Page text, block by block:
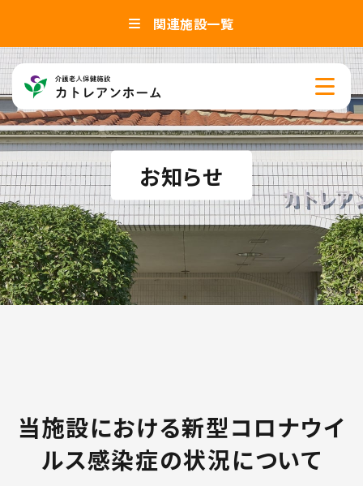
関連施設一覧
お知らせ
当施設における新型コロナウイ
ルス感染症の状況について